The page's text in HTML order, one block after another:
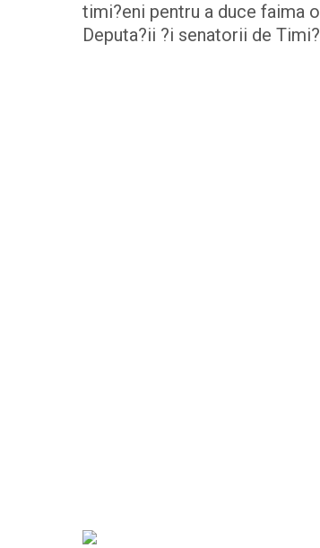
timi?eni pentru a duce faima
Deputa?ii ?i senatorii de